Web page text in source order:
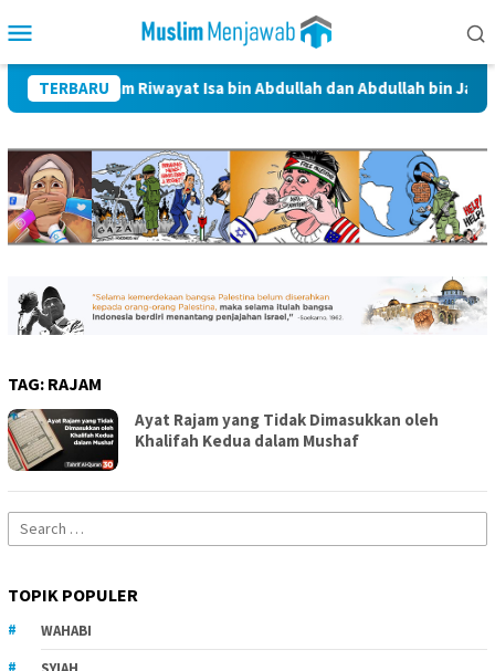
to
Menu
TERBARU
dalam Riwayat Isa bin Abdullah dan Abdullah bin Jafar Al-
TAG: RAJAM
Ayat Rajam yang Tidak Dimasukkan oleh
Khalifah Kedua dalam Mushaf
Search
for:
TOPIK POPULER
WAHABI